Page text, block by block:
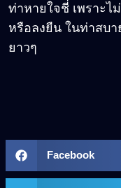
ท่าหายใจชี่ เพราะไ
หรือลงยืน ในท่าสบ
ยาวๆ
Facebook